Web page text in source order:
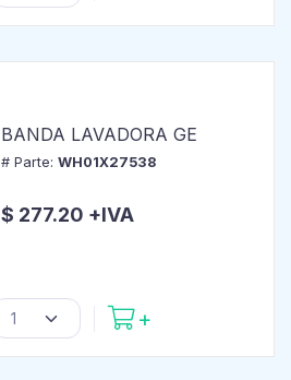
BANDA LAVADORA GE
# Parte: WH01X27538
$ 277.20 +IVA